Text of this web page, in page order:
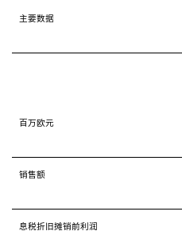
主要数据
百万欧元
销售额
息税折旧摊销前利润